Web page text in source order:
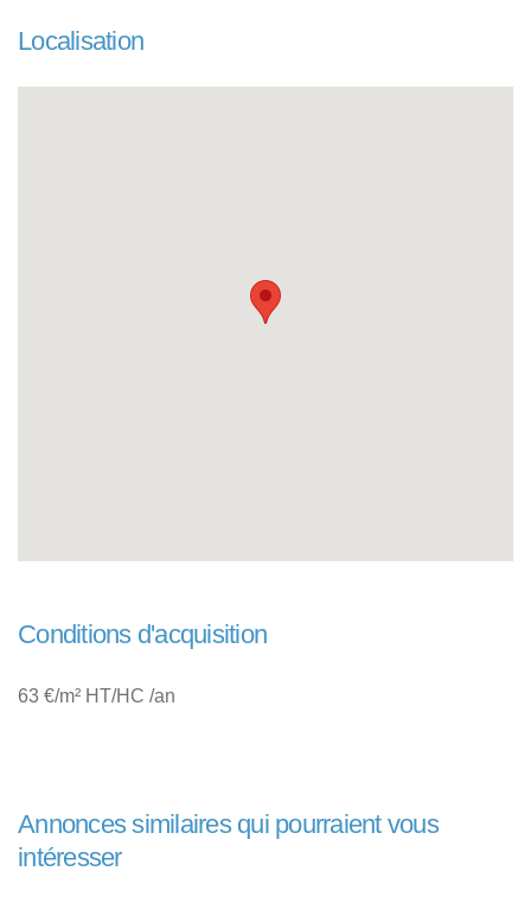
Localisation
Conditions d'acquisition
63 €/m² HT/HC /an
Annonces similaires qui pourraient vous
intéresser